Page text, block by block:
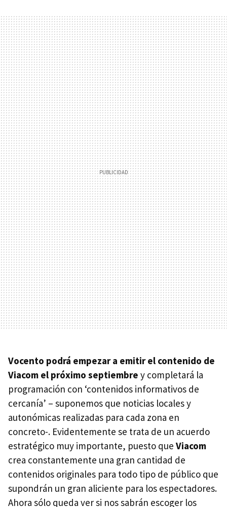
Vocento podrá empezar a emitir el contenido de
Viacom el próximo septiembre y completará la
programación con ‘contenidos informativos de
cercanía’ – suponemos que noticias locales y
autonómicas realizadas para cada zona en
concreto-. Evidentemente se trata de un acuerdo
estratégico muy importante, puesto que Viacom
crea constantemente una gran cantidad de
contenidos originales para todo tipo de público que
supondrán un gran aliciente para los espectadores.
Ahora sólo queda ver si nos sabrán escoger los